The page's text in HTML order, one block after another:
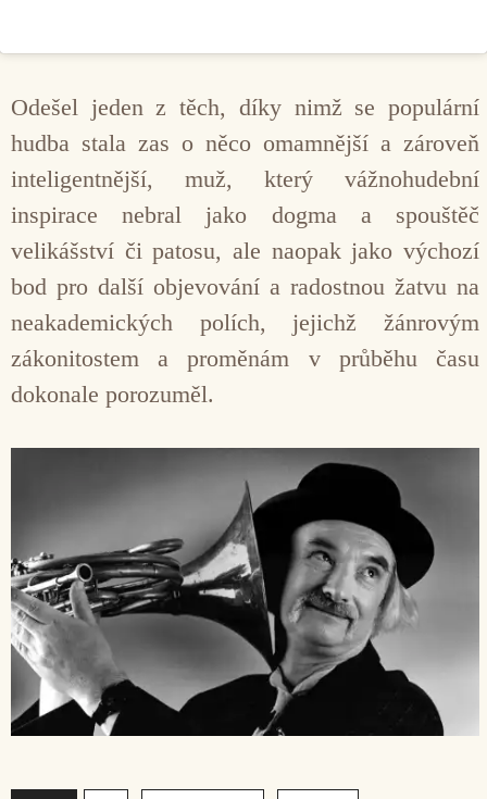
Odešel jeden z těch, díky nimž se populární
hudba stala zas o něco omamnější a zároveň
inteligentnější, muž, který vážnohudební
inspirace nebral jako dogma a spouštěč
velikášství či patosu, ale naopak jako výchozí
bod pro další objevování a radostnou žatvu na
neakademických polích, jejichž žánrovým
zákonitostem a proměnám v průběhu času
dokonale porozuměl.